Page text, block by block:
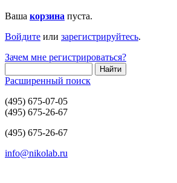
Ваша корзина пуста.
Войдите или зарегистрируйтесь.
Зачем мне регистрироваться?
Расширенный поиск
(495) 675-07-05
(495) 675-26-67
(495) 675-26-67
info@nikolab.ru